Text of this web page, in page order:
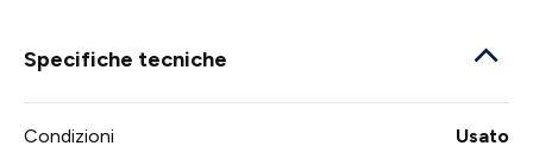
Specifiche tecniche
Condizioni Usato